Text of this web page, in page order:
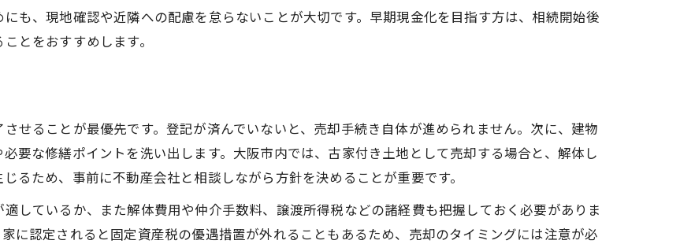
相続物件を高く売るための戦略的な方法
不動産会社選びで差が出る相続古家売却術
空き家放置によるリスクと防止策の基本
相続不動産の適正管理で近隣トラブル回避
特定空き家認定を防ぐ実践的な管理方法
相続後すぐに取り組むべき管理ポイント
現地確認がカギとなる古家相続の進め方とは
も、現地確認や近隣への配慮を怠らないことが大切です。早期現金化を目指す方は、相続開始後
とをおすすめします。
せることが最優先です。登記が済んでいないと、売却手続き自体が進められません。次に、建物
要な修繕ポイントを洗い出します。大阪市内では、古家付き土地として売却する場合と、解体し
るため、事前に不動産会社と相談しながら方針を決めることが重要です。
しているか、また解体費用や仲介手数料、譲渡所得税などの諸経費も把握しておく必要がありま
に認定されると固定資産税の優遇措置が外れることもあるため、売却のタイミングには注意が必